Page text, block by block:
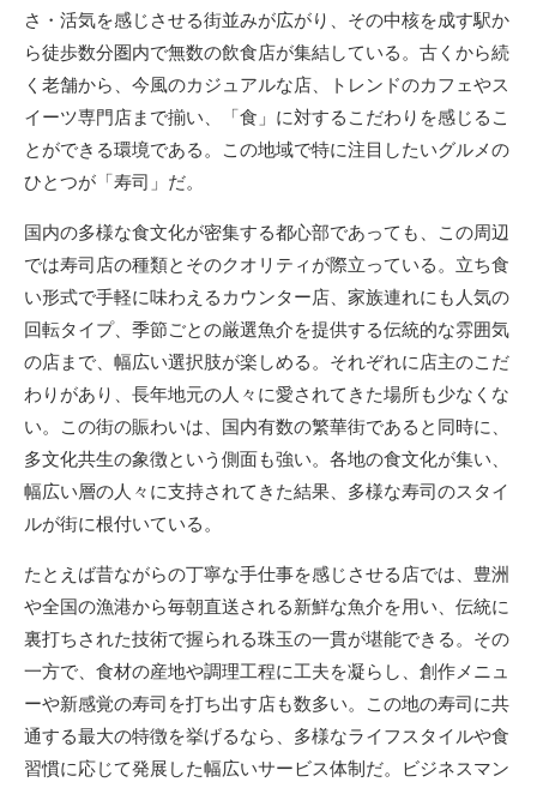
さ・活気を感じさせる街並みが広がり、その中核を成す駅か
ら徒歩数分圏内で無数の飲食店が集結している。古くから続
く老舗から、今風のカジュアルな店、トレンドのカフェやス
イーツ専門店まで揃い、「食」に対するこだわりを感じるこ
とができる環境である。この地域で特に注目したいグルメの
ひとつが「寿司」だ。
国内の多様な食文化が密集する都心部であっても、この周辺
では寿司店の種類とそのクオリティが際立っている。立ち食
い形式で手軽に味わえるカウンター店、家族連れにも人気の
回転タイプ、季節ごとの厳選魚介を提供する伝統的な雰囲気
の店まで、幅広い選択肢が楽しめる。それぞれに店主のこだ
わりがあり、長年地元の人々に愛されてきた場所も少なくな
い。この街の賑わいは、国内有数の繁華街であると同時に、
多文化共生の象徴という側面も強い。各地の食文化が集い、
幅広い層の人々に支持されてきた結果、多様な寿司のスタイ
ルが街に根付いている。
たとえば昔ながらの丁寧な手仕事を感じさせる店では、豊洲
や全国の漁港から毎朝直送される新鮮な魚介を用い、伝統に
裏打ちされた技術で握られる珠玉の一貫が堪能できる。その
一方で、食材の産地や調理工程に工夫を凝らし、創作メニュ
ーや新感覚の寿司を打ち出す店も数多い。この地の寿司に共
通する最大の特徴を挙げるなら、多様なライフスタイルや食
習慣に応じて発展した幅広いサービス体制だ。ビジネスマン